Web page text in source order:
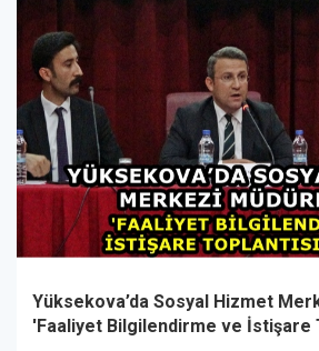
Yüksekova’da Sosyal Hizmet
'Faaliyet Bilgilendirme ve İstişare